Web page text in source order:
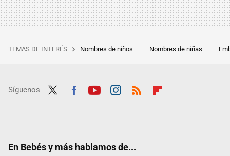
TEMAS DE INTERÉS Nombres de niños Nombres de niñas
Síguenos
En Bebés y más hablamos de...